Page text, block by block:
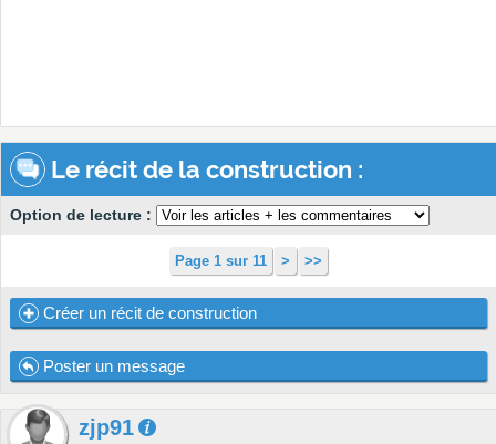
Le récit de la construction :
Option de lecture :
Page 1 sur 11 > >>
Créer un récit de construction
Poster un message
zjp91